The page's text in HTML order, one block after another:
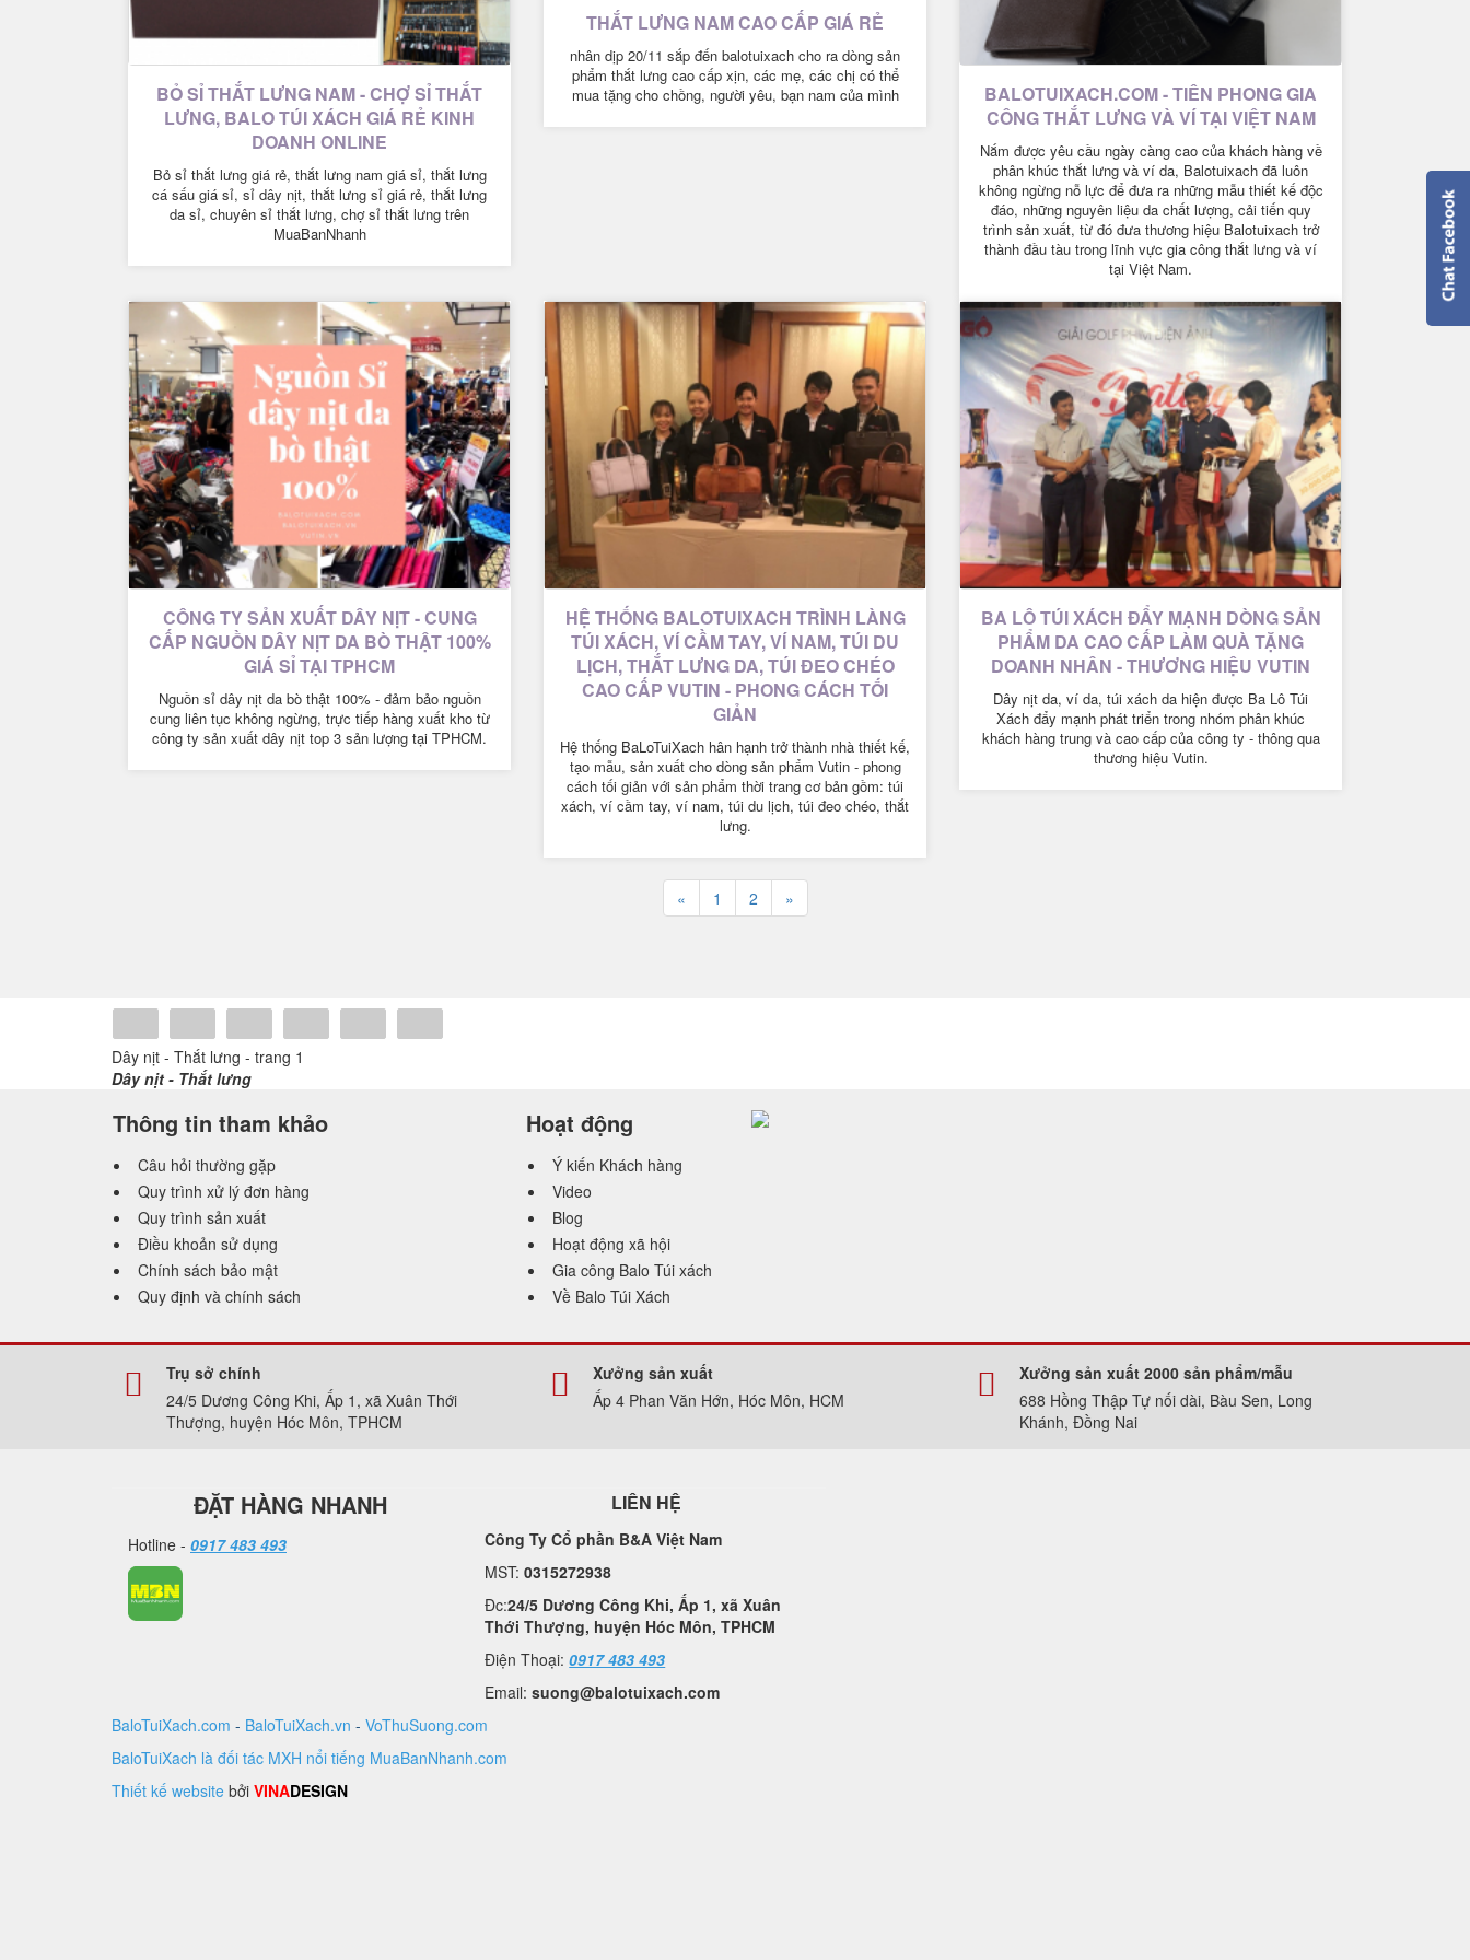
BỎ SỈ THẮT LƯNG NAM - CHỢ SỈ THẮT
LƯNG, BALO TÚI XÁCH GIÁ RẺ KINH
DOANH ONLINE
Bỏ sỉ thắt lưng giá rẻ, thắt lưng nam giá sỉ, thắt lưng
cá sấu giá sỉ, sỉ dây nịt, thắt lưng sỉ giá rẻ, thắt lưng
da sỉ, chuyên sỉ thắt lưng, chợ sỉ thắt lưng trên
MuaBanNhanh
THẮT LƯNG NAM CAO CẤP GIÁ RẺ
nhân dịp 20/11 sắp đến balotuixach cho ra dòng sản
phẩm thắt lưng cao cấp xịn, các mẹ, các chị có thể
mua tặng cho chồng, người yêu, bạn nam của mình
BALOTUIXACH.COM - TIÊN PHONG GIA
CÔNG THẮT LƯNG VÀ VÍ TẠI VIỆT NAM
Nắm được yêu cầu ngày càng cao của khách hàng về
phân khúc thắt lưng và ví da, Balotuixach đã luôn
không ngừng nỗ lực để đưa ra những mẫu thiết kế độc
đáo, những nguyên liệu da chất lượng, cải tiến quy
trình sản xuất, từ đó đưa thương hiệu Balotuixach trở
thành đầu tàu trong lĩnh vực gia công thắt lưng và ví
tại Việt Nam.
CÔNG TY SẢN XUẤT DÂY NỊT - CUNG
CẤP NGUỒN DÂY NỊT DA BÒ THẬT 100%
GIÁ SỈ TẠI TPHCM
Nguồn sỉ dây nịt da bò thật 100% - đảm bảo nguồn
cung liên tục không ngừng, trực tiếp hàng xuất kho từ
công ty sản xuất dây nịt top 3 sản lượng tại TPHCM.
HỆ THỐNG BALOTUIXACH TRÌNH LÀNG
TÚI XÁCH, VÍ CẦM TAY, VÍ NAM, TÚI DU
LỊCH, THẮT LƯNG DA, TÚI ĐEO CHÉO
CAO CẤP VUTIN - PHONG CÁCH TỐI
GIẢN
Hệ thống BaLoTuiXach hân hạnh trở thành nhà thiết kế,
tạo mẫu, sản xuất cho dòng sản phẩm Vutin - phong
cách tối giản với sản phẩm thời trang cơ bản gồm: túi
xách, ví cầm tay, ví nam, túi du lịch, túi đeo chéo, thắt
lưng.
BA LÔ TÚI XÁCH ĐẨY MẠNH DÒNG SẢN
PHẨM DA CAO CẤP LÀM QUÀ TẶNG
DOANH NHÂN - THƯƠNG HIỆU VUTIN
Dây nịt da, ví da, túi xách da hiện được Ba Lô Túi
Xách đẩy mạnh phát triển trong nhóm phân khúc
khách hàng trung và cao cấp của công ty - thông qua
thương hiệu Vutin.
« 1 2 »
Dây nịt - Thắt lưng - trang 1
Dây nịt - Thắt lưng
Thông tin tham khảo
Câu hỏi thường gặp
Quy trình xử lý đơn hàng
Quy trình sản xuất
Điều khoản sử dụng
Chính sách bảo mật
Quy định và chính sách
Hoạt động
Ý kiến Khách hàng
Video
Blog
Hoạt động xã hội
Gia công Balo Túi xách
Về Balo Túi Xách
Trụ sở chính
24/5 Dương Công Khi, Ấp 1, xã Xuân Thới
Thượng, huyện Hóc Môn, TPHCM
Xưởng sản xuất
Ấp 4 Phan Văn Hớn, Hóc Môn, HCM
Xưởng sản xuất 2000 sản phẩm/mẫu
688 Hồng Thập Tự nối dài, Bàu Sen, Long
Khánh, Đồng Nai
ĐẶT HÀNG NHANH
Hotline - 0917 483 493
LIÊN HỆ
Công Ty Cổ phần B&A Việt Nam
MST:0315272938
Đc:24/5 Dương Công Khi, Ấp 1, xã Xuân
Thới Thượng, huyện Hóc Môn, TPHCM
Điện Thoại:0917 483 493
Email:suong@balotuixach.com
BaloTuiXach.com - BaloTuiXach.vn - VoThuSuong.com
BaloTuiXach là đối tác MXH nổi tiếng MuaBanNhanh.com
Thiết kế website bởi VINADESIGN